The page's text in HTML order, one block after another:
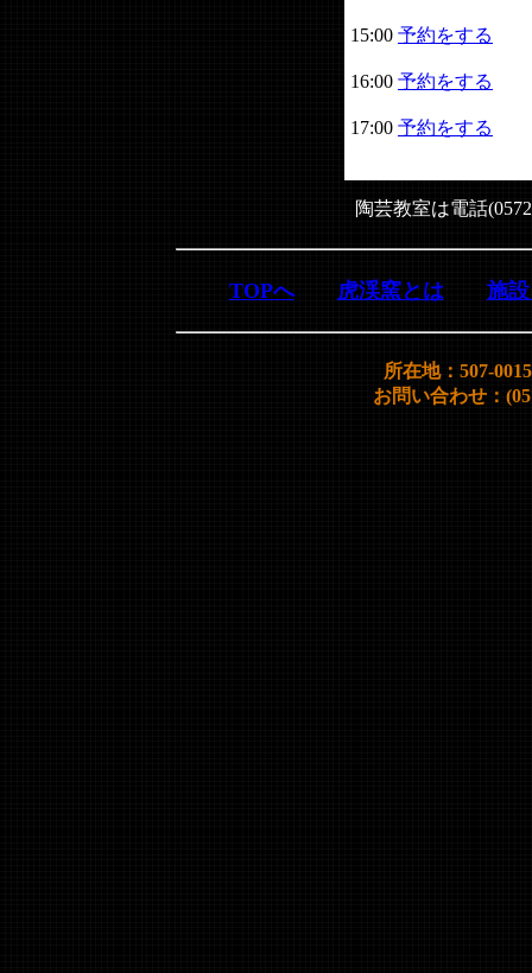
15:00 予約をする
16:00 予約をする
17:00 予約をする
陶芸教室は電話
TOPへ 虎渓窯とは 施
所在地：507-
お問い合わせ：